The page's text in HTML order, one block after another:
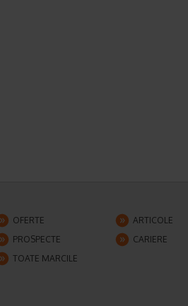
OFERTE
ARTICOLE
PROSPECTE
CARIERE
TOATE MARCILE